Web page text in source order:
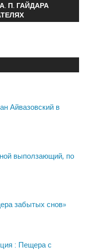
П. ГАЙДАРА
Айвазовский в
выползающий, по
забытых снов»
: Пещера с